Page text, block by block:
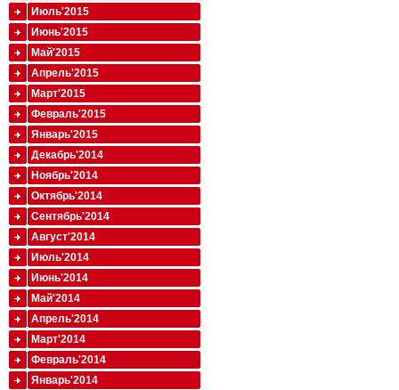
Июль'2015
Июнь'2015
Май'2015
Апрель'2015
Март'2015
Февраль'2015
Январь'2015
Декабрь'2014
Ноябрь'2014
Октябрь'2014
Сентябрь'2014
Август'2014
Июль'2014
Июнь'2014
Май'2014
Апрель'2014
Март'2014
Февраль'2014
Январь'2014